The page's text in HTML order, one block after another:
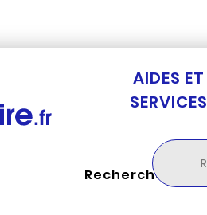
AIDES ET
SERVICES
Rechercher